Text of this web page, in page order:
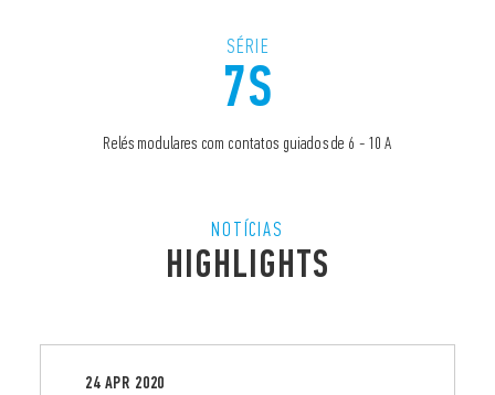
SÉRIE
7S
Relés modulares com contatos guiados de 6 - 10 A
NOTÍCIAS
HIGHLIGHTS
24 APR 2020